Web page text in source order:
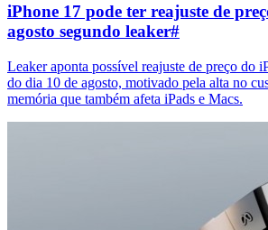
iPhone 17 pode ter reajuste de
agosto segundo leaker#
Leaker aponta possível reajuste de preço do
do dia 10 de agosto, motivado pela alta no
memória que também afeta iPads e Macs.